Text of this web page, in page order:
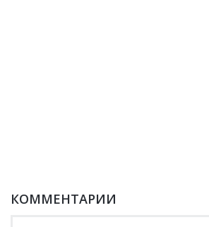
КОММЕНТАРИИ